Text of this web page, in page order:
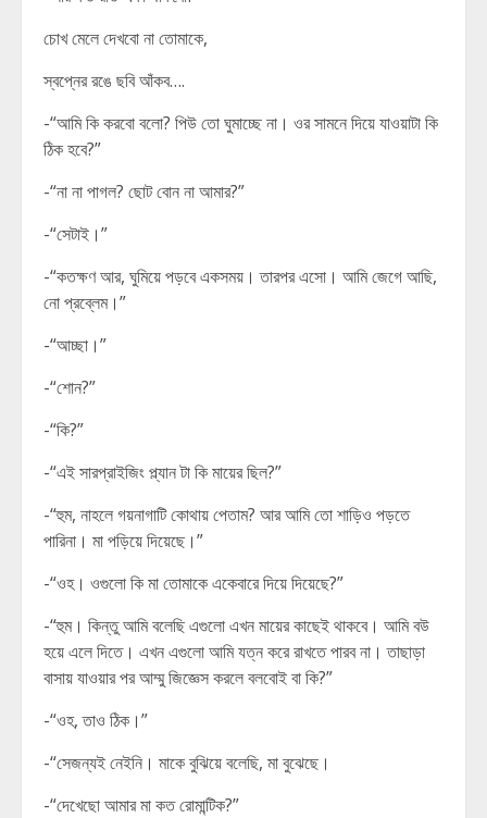
চোখ মেলে দেখবো না তোমাকে,
স্বপ্নের রঙে ছবি আঁকব….
-“আমি কি করবো বলো? পিউ তো ঘুমাচ্ছে না। ওর সামনে দিয়ে যাওয়াটা কি
ঠিক হবে?”
-“না না পাগল? ছোট বোন না আমার?”
-“সেটাই।”
-“কতক্ষণ আর, ঘুমিয়ে পড়বে একসময়। তারপর এসো। আমি জেগে আছি,
নো প্রব্লেম।”
-“আচ্ছা।”
-“শোন?”
-“কি?”
-“এই সারপ্রাইজিং প্ল্যান টা কি মায়ের ছিল?”
-“হুম, নাহলে গয়নাগাটি কোথায় পেতাম? আর আমি তো শাড়িও পড়তে
পারিনা। মা পড়িয়ে দিয়েছে।”
-“ওহ। ওগুলো কি মা তোমাকে একেবারে দিয়ে দিয়েছে?”
-“হুম। কিন্তু আমি বলেছি এগুলো এখন মায়ের কাছেই থাকবে। আমি বউ
হয়ে এলে দিতে। এখন এগুলো আমি যত্ন করে রাখতে পারব না। তাছাড়া
বাসায় যাওয়ার পর আম্মু জিজ্ঞেস করলে বলবোই বা কি?”
-“ওহ, তাও ঠিক।”
-“সেজন্যই নেইনি। মাকে বুঝিয়ে বলেছি, মা বুঝেছে।
-“দেখেছো আমার মা কত রোমান্টিক?”